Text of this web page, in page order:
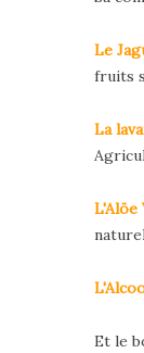
Le
fruits
La
L'Alöe
Et le